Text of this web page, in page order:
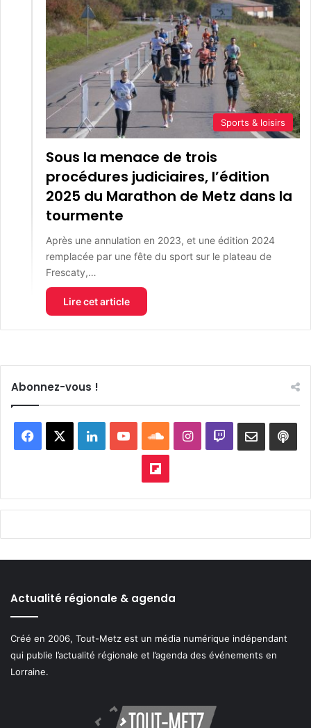
Sports & loisirs
Sous la menace de trois
procédures judiciaires, l’édition
2025 du Marathon de Metz dans la
tourmente
Après une annulation en 2023, et une édition 2024
remplacée par une fête du sport sur le plateau de
Frescaty,…
Lire cet article
Abonnez-vous !
Facebook LinkedinYouTubeSoundCloud
Instagram
Twitch
Flipboard
Actualité régionale & agenda
Créé en 2006, Tout-Metz est un média numérique indépendant
qui publie l’actualité régionale et l’agenda des événements en
Lorraine.